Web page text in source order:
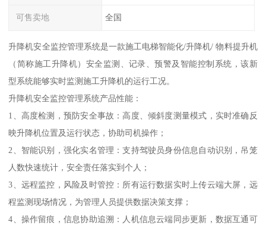
可售卖地 全国
升降机安全监控管理系统是一款施工电梯智能化/升降机/ 物料提升机
（简称施工升降机）安全监测、记录、预警及智能控制系统，该新
型系统能够实时监测施工升降机的运行工况。
升降机安全监控管理系统产品性能：
1、高度检测，预防安全事故：高度、倾斜度测量模式，实时准确反
映升降机位置及运行状态，协助司机操作；
2、智能识别，强化实名管理：支持驾驶员身份信息自动识别，吊笼
人数快速统计，安全责任落实到个人；
3、远程监控，风险及时管控：所有运行数据实时上传云端大屏，远
程监测现场情况，为管理人员提供数据决策支撑；
4、操作留痕，信息协助追溯：人机信息云端同步更新，数据互通可